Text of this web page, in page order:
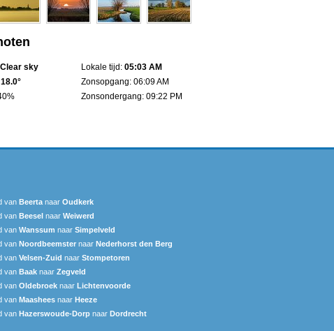
Clear sky
18.0°
Lokale tijd: 05:03 AM
Zonsopgang: 06:09 AM
Zonsondergang: 09:22 PM
van Beerta naar Oudkerk
van Beesel naar Weiwerd
van Wanssum naar Simpelveld
van Noordbeemster naar Nederhorst den Berg
van Velsen-Zuid naar Stompetoren
van Baak naar Zegveld
van Oldebroek naar Lichtenvoorde
van Maashees naar Heeze
van Hazerswoude-Dorp naar Dordrecht